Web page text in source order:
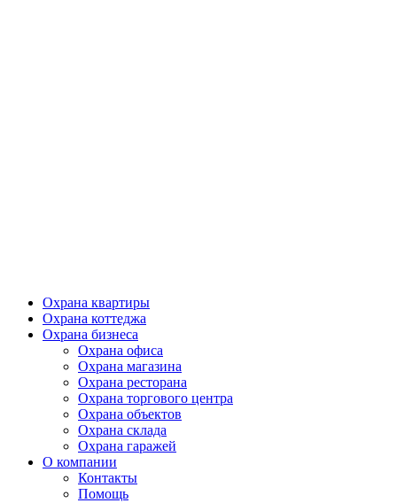
Охрана квартиры
Охрана коттеджа
Охрана бизнеса
Охрана офиса
Охрана магазина
Охрана ресторана
Охрана торгового центра
Охрана объектов
Охрана склада
Охрана гаражей
О компании
Контакты
Помощь